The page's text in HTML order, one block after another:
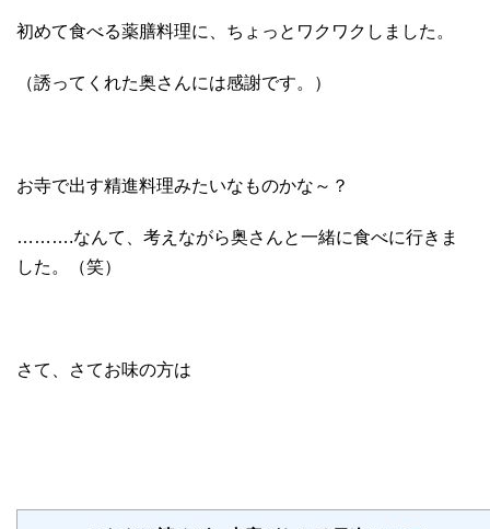
初めて食べる薬膳料理に、ちょっとワクワクしました。
（誘ってくれた奥さんには感謝です。）
お寺で出す精進料理みたいなものかな～？
……….なんて、考えながら奥さんと一緒に食べに行きま
した。（笑）
さて、さてお味の方は